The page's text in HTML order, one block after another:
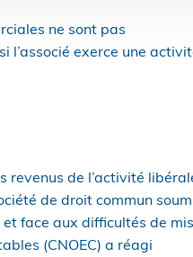
ne sont pas
l’associé exerce une
revenus de l’activité
de droit commun
et face aux difficultés de
(CNOEC) a réagi